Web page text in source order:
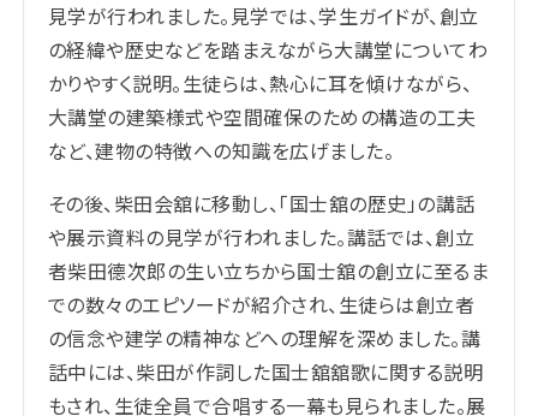
見学が行われました。見学では、学生ガイドが、創立
の経緯や歴史などを踏まえながら大講堂についてわ
かりやすく説明。生徒らは、熱心に耳を傾けながら、
大講堂の建築様式や空間確保のための構造の工夫
など、建物の特徴への知識を広げました。
その後、柴田会舘に移動し、「国士舘の歴史」の講話
や展示資料の見学が行われました。講話では、創立
者柴田德次郎の生い立ちから国士舘の創立に至るま
での数々のエピソードが紹介され、生徒らは創立者
の信念や建学の精神などへの理解を深めました。講
話中には、柴田が作詞した国士舘舘歌に関する説明
もされ、生徒全員で合唱する一幕も見られました。展